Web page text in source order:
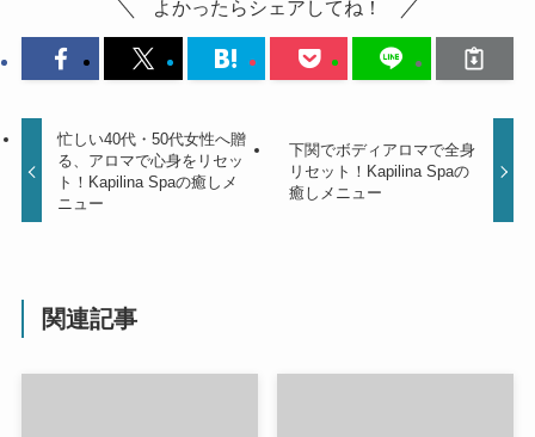
よかったらシェアしてね！
忙しい40代・50代女性へ贈
る、アロマで心身をリセッ
ト！Kapilina Spaの癒しメ
ニュー
下関でボディアロマで全身
リセット！Kapilina Spaの
癒しメニュー
関連記事